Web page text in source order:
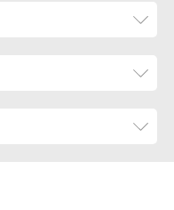
növekvő